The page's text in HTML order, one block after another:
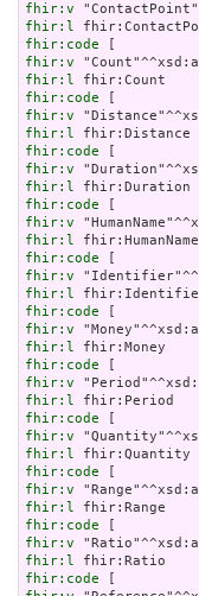
fhir:v
fhir:l
fhir:code
fhir:v
fhir:l
fhir:code
fhir:v
fhir:l
fhir:code
fhir:v
fhir:l
fhir:code
fhir:v
fhir:l
fhir:code
fhir:v
fhir:l
fhir:code
fhir:v
fhir:l
fhir:code
fhir:v
fhir:l
fhir:code
fhir:v
fhir:l
fhir:code
fhir:v
fhir:l
fhir:code
fhir:v
fhir:l
fhir:code